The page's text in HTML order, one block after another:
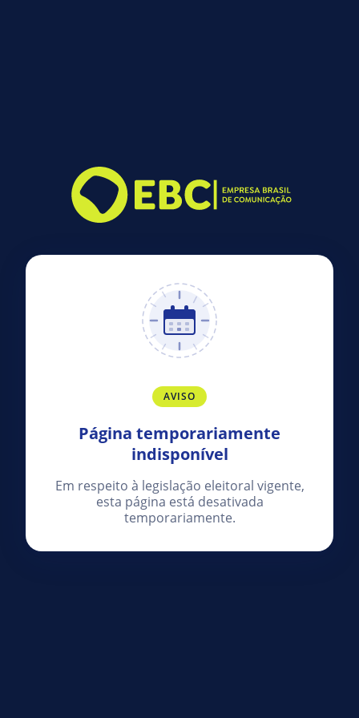
AVISO
Página temporariamente
indisponível
Em respeito à legislação eleitoral vigente,
esta página está desativada
temporariamente.